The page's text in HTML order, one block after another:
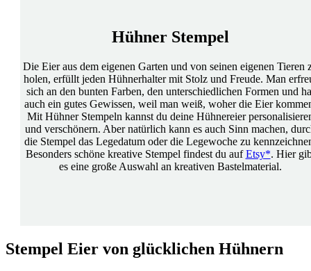
Hühner Stempel
Die Eier aus dem eigenen Garten und von seinen eigenen Tieren
holen, erfüllt jeden Hühnerhalter mit Stolz und Freude. Man
sich an den bunten Farben, den unterschiedlichen Formen und
auch ein gutes Gewissen, weil man weiß, woher die Eier
Mit Hühner Stempeln kannst du deine Hühnereier
und verschönern. Aber natürlich kann es auch Sinn machen,
die Stempel das Legedatum oder die Legewoche zu
Besonders schöne kreative Stempel findest du aufEtsy*. Hier
es eine große Auswahl an kreativen Bastelmaterial.
Stempel Eier von glücklichen Hühnern